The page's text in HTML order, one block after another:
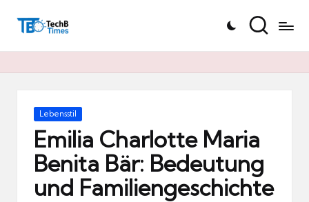
T
h
Posted
Lebensstil
Emilia Charlotte Maria
Benita Bär: Bedeutung
und Familiengeschichte